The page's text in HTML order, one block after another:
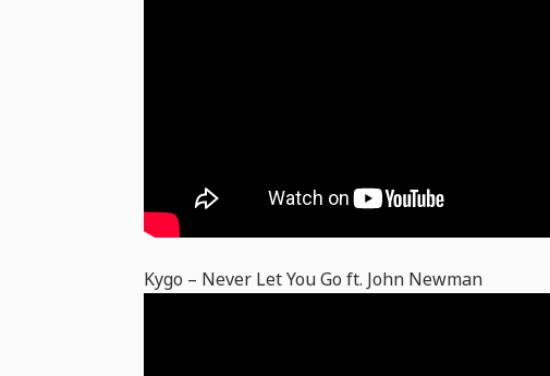
Kygo – Never Let You Go ft. John Newman